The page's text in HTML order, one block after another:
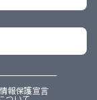
報保護宣言